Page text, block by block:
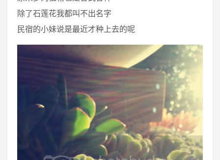
除了石莲花我都叫不出名字
民宿的小妹说是最近才种上去的呢